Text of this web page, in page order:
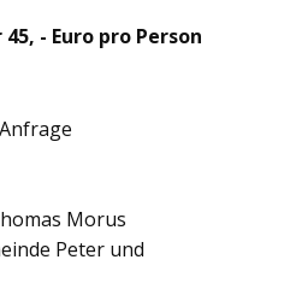
- Euro pro Person
Morus
Peter und